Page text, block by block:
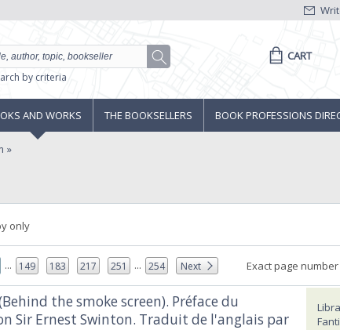
by criteria
CART
AND WORKS THE BOOKSELLERS BOOK PROFESSIONS
only
... 149 183 217 251 ... 254 Next Exact page number
the smoke screen). Préface du
Sir Ernest Swinton. Traduit de l'anglais par